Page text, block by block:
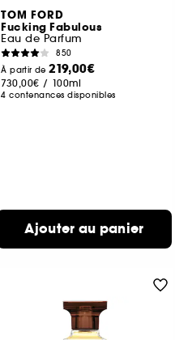
TOM FORD
Fucking Fabulous
Eau de Parfum
850
À partir de219,00€
730,00€ / 100ml
4 contenances disponibles
Ajouter au panier